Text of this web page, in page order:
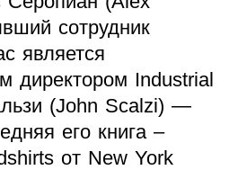
сотрудник
является
директором Industrial
(John Scalzi) —
его книга –
от New York